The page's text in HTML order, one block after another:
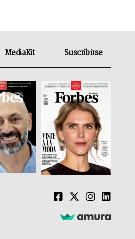
MediaKit Suscribirse